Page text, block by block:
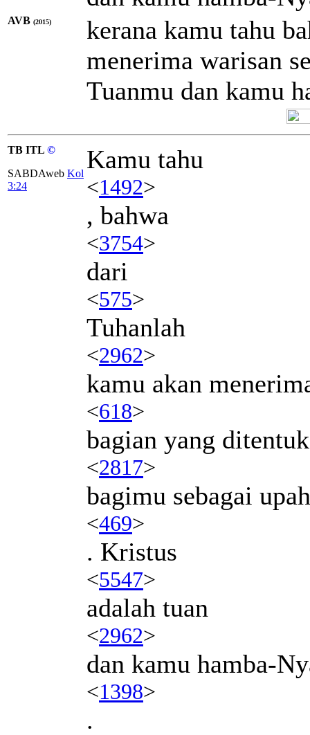
AVB (2015)
kerana kamu tahu
menerima warisan
Tuanmu dan kamu
TB ITL ©
SABDAweb Kol
3:24
Kamu tahu
<1492>
, bahwa
<3754>
dari
<575>
Tuhanlah
<2962>
kamu akan
<618>
bagian yang
<2817>
bagimu sebagai upah
<469>
. Kristus
<5547>
adalah tuan
<2962>
dan kamu hamba-
<1398>
.